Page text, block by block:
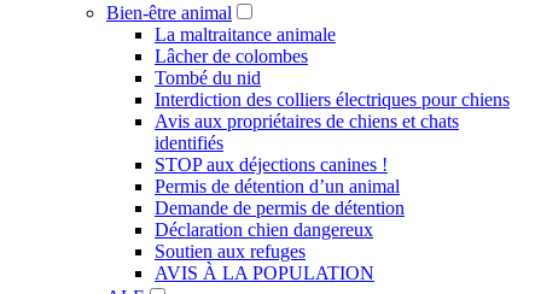
Bien-être animal
La maltraitance animale
Lâcher de colombes
Tombé du nid
Interdiction des colliers électriques pour chiens
Avis aux propriétaires de chiens et chats
identifiés
STOP aux déjections canines !
Permis de détention d’un animal
Demande de permis de détention
Déclaration chien dangereux
Soutien aux refuges
AVIS À LA POPULATION